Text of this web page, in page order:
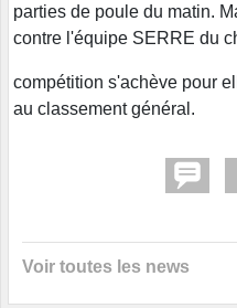
parties de poule du matin.
contre l'équipe SERRE du
compétition s'achève pour
au classement général.
Voir toutes les news